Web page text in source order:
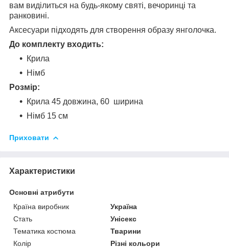
вам виділиться на будь-якому святі, вечоринці та
ранковині.
Аксесуари підходять для створення образу янголочка.
До комплекту входить:
Крила
Німб
Розмір:
Крила 45 довжина, 60 ширина
Німб 15 см
Приховати
Характеристики
Основні атрибути
Країна виробник
Україна
Стать
Унісекс
Тематика костюма
Тварини
Колір
Різні кольори